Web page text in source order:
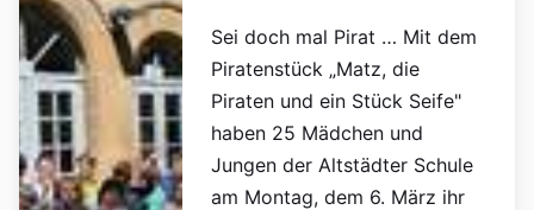
Sei doch mal Pirat … Mit dem
Piratenstück „Matz, die
Piraten und ein Stück Seife"
haben 25 Mädchen und
Jungen der Altstädter Schule
am Montag, dem 6. März ihr